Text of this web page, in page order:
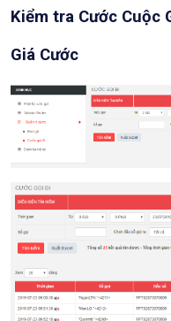
Kiểm tra Cước Cuộc
Giá Cước